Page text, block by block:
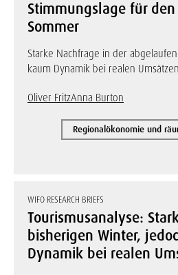
Stimmungslage für
Sommer
Starke Nachfrage in der
kaum Dynamik bei realen Umsätzen
Oliver FritzAnna Burton
Regionalökonomie und
WIFO RESEARCH BRIEFS
Tourismusanalyse:
bisherigen Winter,
Dynamik bei realen